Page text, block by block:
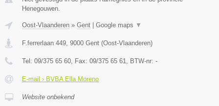
Henegouwen.
Oost-Vlaanderen » Gent Google maps ▼
F.ferrerlaan 449, 9000 Gent (Oost-Vlaanderen)
Tel: 09/375 65 60, Fax: 09/375 65 61, BTW-nr: -
E-mail › BVBA Ella Moreno
Website onbekend